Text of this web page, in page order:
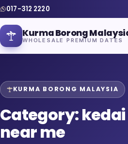
017-312 2220
Kurma Borong
WHOLESALE PREMIUM DATES
Home
KURMA BORONG MALAYSIA
Category:
near me